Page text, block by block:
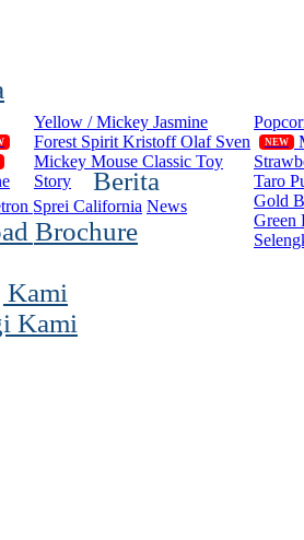
Yellow / Mickey Jasmine
Forest Spirit Kristoff Olaf Sven
Mickey Mouse Classic Toy
Story
NEW
Taro
Gold
Green
Berita
Sprei California News
Brochure
Kami
Kami